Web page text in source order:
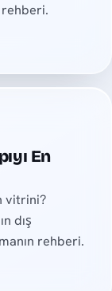
En
vitrini?
dış
rehberi.